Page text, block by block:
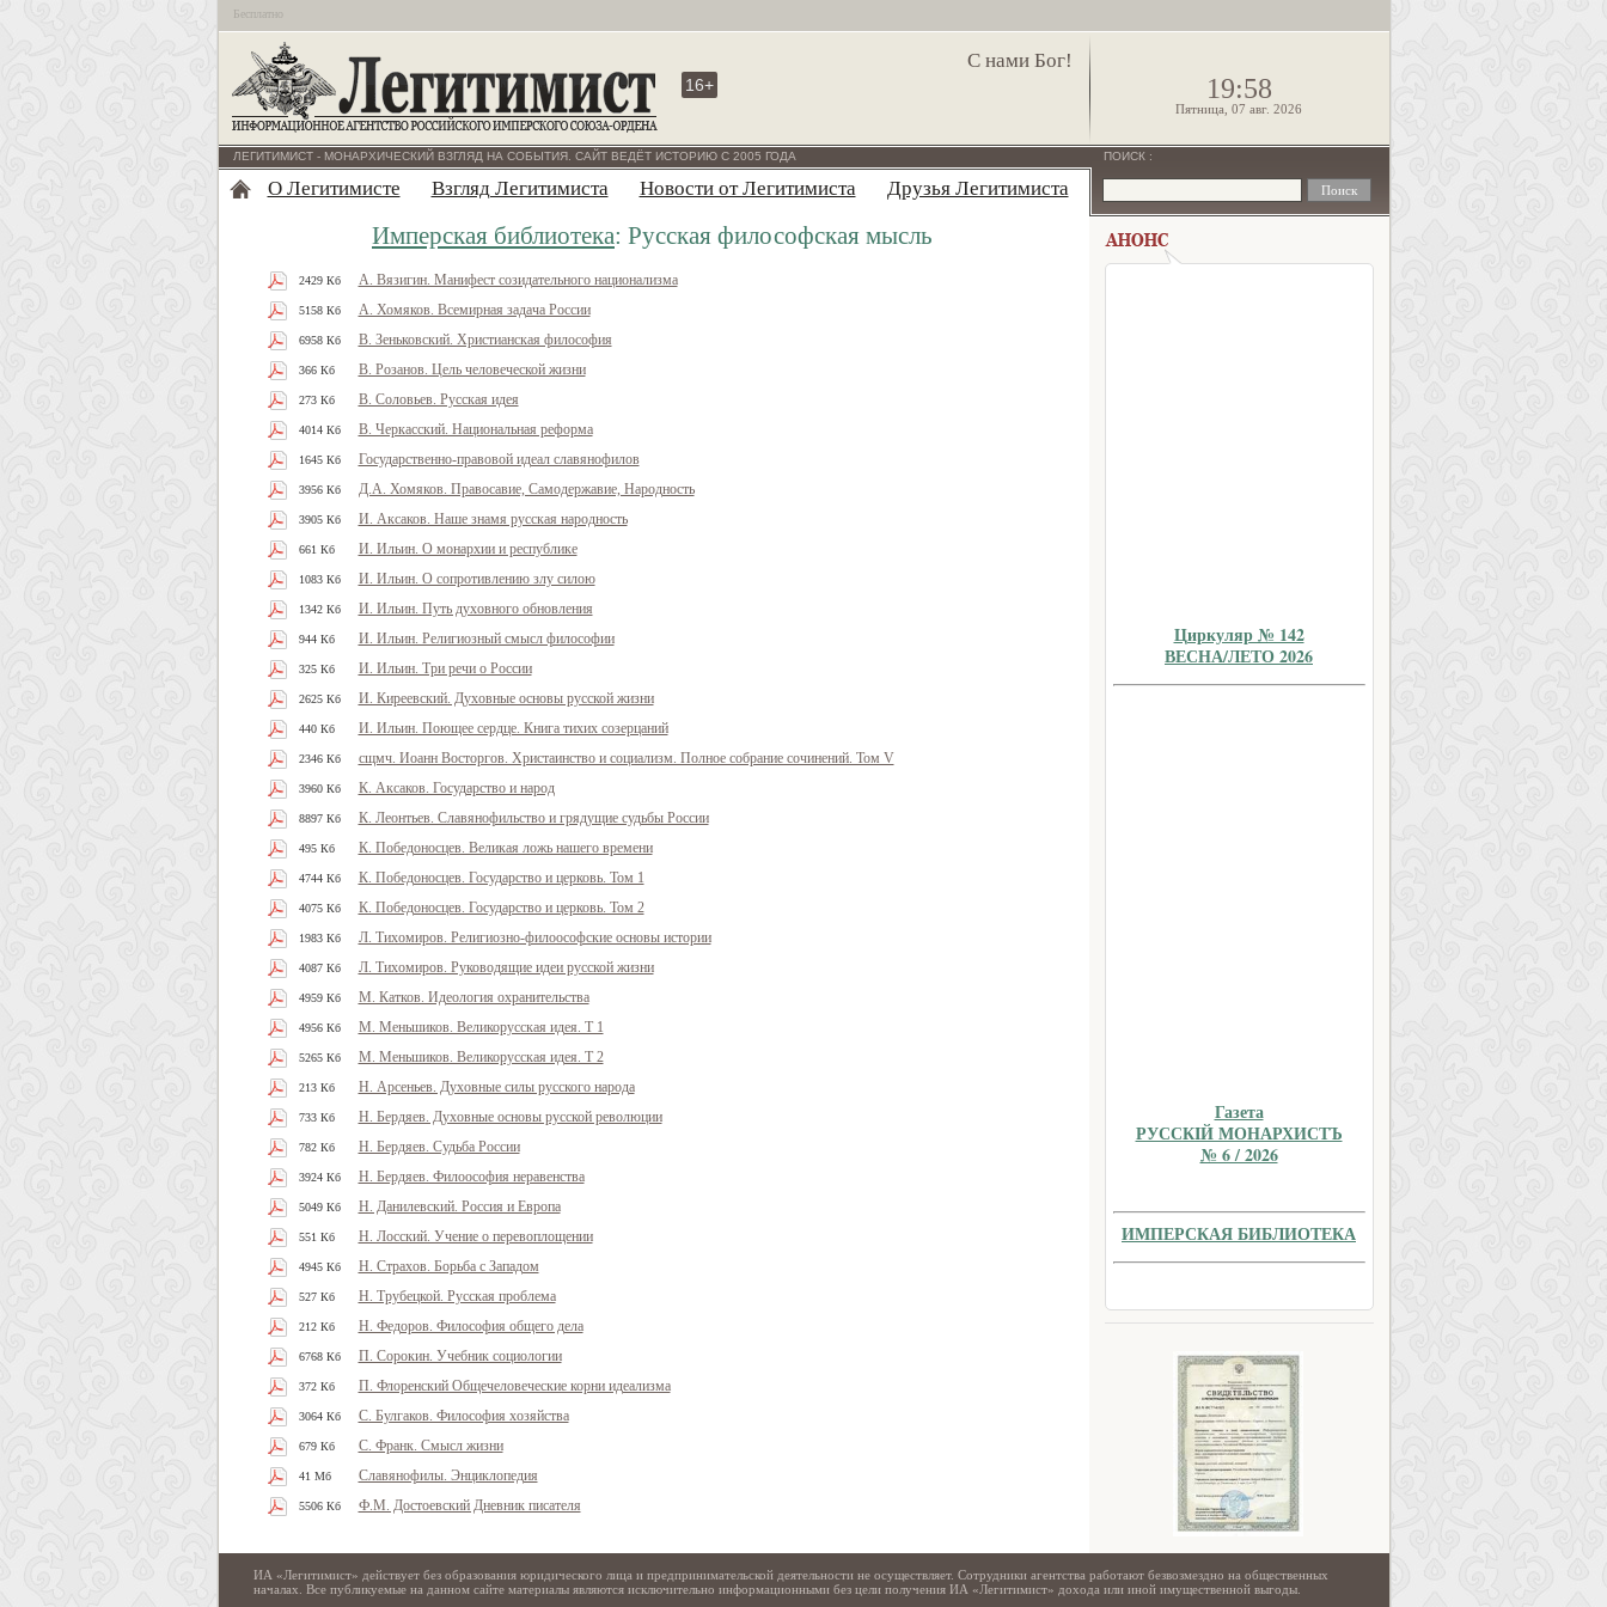
Бесплатно
С нами Бог!
16+ 19:58
Пятница, 07 авг. 2026
ЛЕГИТИМИСТ - МОНАРХИЧЕСКИЙ ВЗГЛЯД НА СОБЫТИЯ. САЙТ ВЕДЁТ ИСТОРИЮ С 2005 ГОДА
О Легитимисте Взгляд Легитимиста Новости от Легитимиста Друзья Легитимиста
Имперская библиотека: Русская философская мысль
А. Вязигин. Манифест созидательного национализма
2429 Кб
А. Хомяков. Всемирная задача России
5158 Кб
В. Зеньковский. Христианская философия
6958 Кб
В. Розанов. Цель человеческой жизни
366 Кб
В. Соловьев. Русская идея
273 Кб
В. Черкасский. Национальная реформа
4014 Кб
Государственно-правовой идеал славянофилов
1645 Кб
Д.А. Хомяков. Правосавие, Самодержавие, Народность
3956 Кб
И. Аксаков. Наше знамя русская народность
3905 Кб
И. Ильин. О монархии и республике
661 Кб
И. Ильин. О сопротивлению злу силою
1083 Кб
И. Ильин. Путь духовного обновления
1342 Кб
И. Ильин. Религиозный смысл философии
944 Кб
И. Ильин. Три речи о России
325 Кб
И. Киреевский. Духовные основы русской жизни
2625 Кб
И. Ильин. Поющее сердце. Книга тихих созерцаний
440 Кб
сщмч. Иоанн Восторгов. Христаинство и социализм. Полное собрание сочинений. Том V
2346 Кб
К. Аксаков. Государство и народ
3960 Кб
К. Леонтьев. Славянофильство и грядущие судьбы России
8897 Кб
К. Победоносцев. Великая ложь нашего времени
495 Кб
К. Победоносцев. Государство и церковь. Том 1
4744 Кб
К. Победоносцев. Государство и церковь. Том 2
4075 Кб
Л. Тихомиров. Религиозно-филоософские основы истории
1983 Кб
Л. Тихомиров. Руководящие идеи русской жизни
4087 Кб
М. Катков. Идеология охранительства
4959 Кб
М. Меньшиков. Великорусская идея. Т 1
4956 Кб
М. Меньшиков. Великорусская идея. Т 2
5265 Кб
Н. Арсеньев. Духовные силы русского народа
213 Кб
Н. Бердяев. Духовные основы русской революции
733 Кб
Н. Бердяев. Судьба России
782 Кб
Н. Бердяев. Филоософия неравенства
3924 Кб
Н. Данилевский. Россия и Европа
5049 Кб
Н. Лосский. Учение о перевоплощении
551 Кб
Н. Страхов. Борьба с Западом
4945 Кб
Н. Трубецкой. Русская проблема
527 Кб
Н. Федоров. Философия общего дела
212 Кб
П. Сорокин. Учебник социологии
6768 Кб
П. Флоренский Общечеловеческие корни идеализма
372 Кб
С. Булгаков. Философия хозяйства
3064 Кб
С. Франк. Смысл жизни
679 Кб
Славянофилы. Энциклопедия
41 Мб
Ф.М. Достоевский Дневник писателя
5506 Кб
ПОИСК :
Циркуляр № 142
ВЕСНА/ЛЕТО 2026
Газета
РУССКIЙ МОНАРХИСТЪ
№ 6 / 2026
ИМПЕРСКАЯ БИБЛИОТЕКА
ИА «Легитимист» действует без образования юридического лица и предпринимательской деятельности не осуществляет. Сотрудники агентства работают безвозмездно на общественных
началах. Все публикуемые на данном сайте материалы являются исключительно информационными без цели получения ИА «Легитимист» дохода или иной имущественной выгоды.